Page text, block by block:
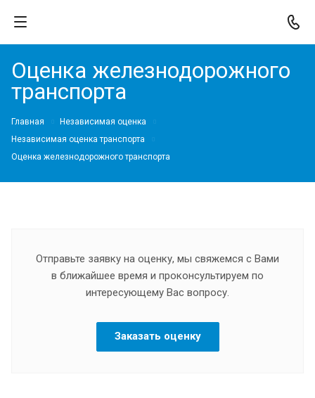
Оценка железнодорожного
транспорта
Главная
Независимая оценка
Независимая оценка транспорта
Оценка железнодорожного транспорта
Отправьте заявку на оценку, мы свяжемся с Вами
в ближайшее время и проконсультируем по
интересующему Вас вопросу.
Заказать оценку